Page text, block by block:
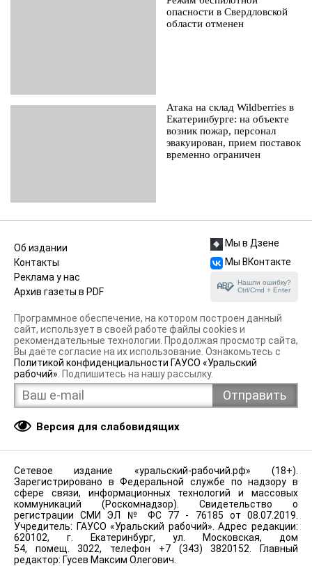
опасности в Свердловской
области отменен
Атака на склад Wildberries в
Екатеринбурге: на объекте
возник пожар, персонал
эвакуирован, прием поставок
временно ограничен
Об издании
Контакты
Реклама у нас
Архив газеты в PDF
Мы в Дзене
Мы ВКонтакте
Нашли ошибку?
Ctrl/Cmd + Enter
Программное обеспечение, на котором построен данный
сайт, использует в своей работе файлы cookies и
рекомендательные технологии. Продолжая просмотр сайта,
Вы даёте согласие на их использование. Ознакомьтесь с
Политикой конфиденциальности ГАУСО «Уральский
рабочий» . Подпишитесь на нашу рассылку.
Версия для слабовидящих
Сетевое издание «уральский-рабочий.рф» (18+).
Зарегистрировано в Федеральной службе по надзору в
сфере связи, информационных технологий и массовых
коммуникаций (Роскомнадзор). Свидетельство о
регистрации СМИ ЭЛ № ФС 77 - 76185 от 08.07.2019.
Учредитель: ГАУСО «Уральский рабочий». Адрес редакции:
620102, г. Екатеринбург, ул. Московская, дом
54, помещ. 3022, телефон +7 (343) 3820152. Главный
редактор: Гусев Максим Олегович.